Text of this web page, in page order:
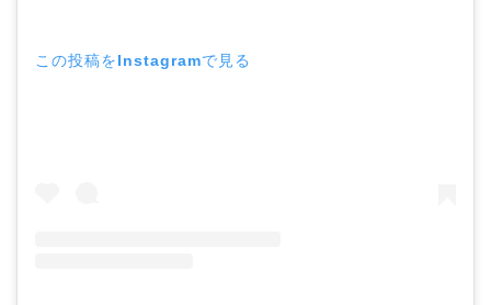
この投稿をInstagramで見る